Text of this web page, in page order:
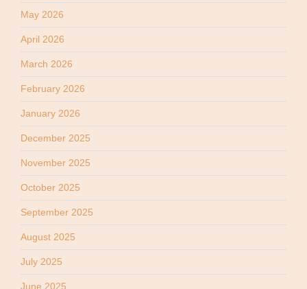
May 2026
April 2026
March 2026
February 2026
January 2026
December 2025
November 2025
October 2025
September 2025
August 2025
July 2025
June 2025